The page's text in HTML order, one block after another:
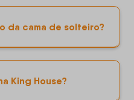
da cama de solteiro?
King House?